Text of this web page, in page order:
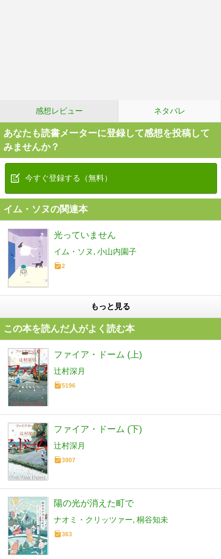
感想レビュー ネタバレ
あなたも読書メーターに登録して感想を投稿して
みませんか？
今すぐ登録する（無料）
イム・ソヌの関連本
光っていません
イム・ソヌ 小山内園子
2
もっと見る
この本を読んだ人がよく読む本
ファイア・ドーム (上)
辻村深月
5196
ファイア・ドーム (下)
辻村深月
3907
陽の光が消えた町で
ナオミ・クリッツァー 桐谷知未
363